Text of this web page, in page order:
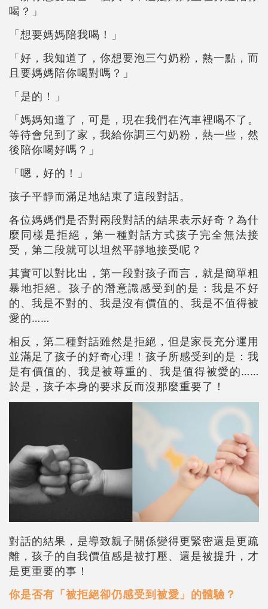
喝？」
「想要媽媽陪我喝！」
「好，我知道了，你想要泡三勺奶粉，熱一點，而
且要媽媽陪你喝對嗎？」
「是的！」
「媽媽知道了，可是，現在我們在汽車裡喝不了。
等待會兒到了家，我給你調三勺奶粉，熱一些，然
後陪你喝好嗎？」
「嗯，好的！」
孩子平靜而滿足地結束了這段對話。
各位媽媽們是否對兩段對話的結果表示好奇？為什
麼同樣是拒絕，第一種對話方式孩子完全無法接
受，第二段就可以坦然平靜地接受呢？
其實可以對比出，第一段對孩子而言，就是簡單粗
暴地拒絕。孩子的潛意識感受到的是：我是不好
的、我是不對的、我是沒有價值的、我是不值得被
愛的……
相反，第二種對話雖然是拒絕，但是家長充分運用
並滿足了孩子的好奇心理！孩子所感受到的是：我
是有價值的、我是被尊重的、我是值得被愛的……
於是，孩子本身的要求反而沒那麼重要了！
對話的結果，是導致親子關係變得更緊密還是更疏
離，孩子的自我價值感是被打壓、還是被提升，才
是更重要的事！
你是否有「被拒絕卻仍感受到被愛」的體驗？